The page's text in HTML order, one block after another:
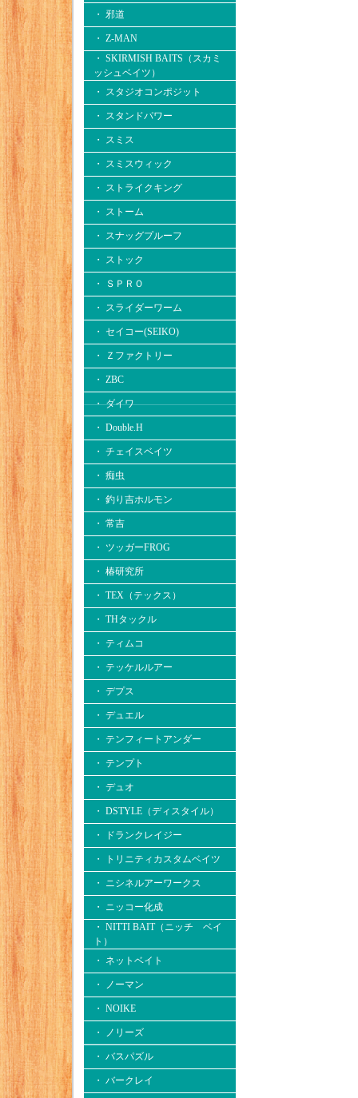
・ 邪道
・ Z-MAN
・ SKIRMISH BAITS（スカミ
ッシュベイツ）
・ スタジオコンポジット
・ スタンドパワー
・ スミス
・ スミスウィック
・ ストライクキング
・ ストーム
・ スナッグプルーフ
・ ストック
・ ＳＰＲＯ
・ スライダーワーム
・ セイコー(SEIKO)
・ Ｚファクトリー
・ ZBC
・ ダイワ
・ Double.H
・ チェイスベイツ
・ 痴虫
・ 釣り吉ホルモン
・ 常吉
・ ツッガーFROG
・ 椿研究所
・ TEX（テックス）
・ THタックル
・ ティムコ
・ テッケルルアー
・ デプス
・ デュエル
・ テンフィートアンダー
・ テンプト
・ デュオ
・ DSTYLE（ディスタイル）
・ ドランクレイジー
・ トリニティカスタムベイツ
・ ニシネルアーワークス
・ ニッコー化成
・ NITTI BAIT（ニッチ ベイ
ト）
・ ネットベイト
・ ノーマン
・ NOIKE
・ ノリーズ
・ バスパズル
・ バークレイ